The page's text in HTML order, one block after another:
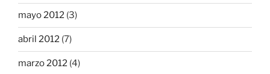
mayo 2012 (3)
abril 2012 (7)
marzo 2012 (4)